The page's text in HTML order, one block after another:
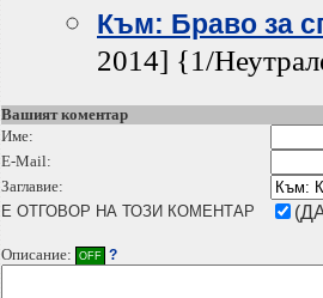
Към: Браво за
2014] {1/
Вашият коментар
Име:
E-Mail:
Заглавие:
Е ОТГОВОР НА ТОЗИ КОМЕНТАР
Описание: OFF ?